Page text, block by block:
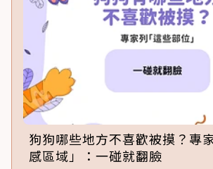
狗狗哪些地方不喜歡被摸？專
感區域」：一碰就翻臉